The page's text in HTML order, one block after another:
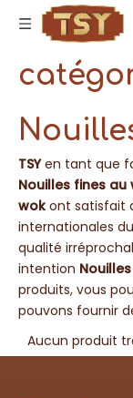
TSYen tant que
Nouilles fines au
wokont satisfait
internationales
qualité
intention
produits, vous
pouvons fournir
Aucun produit